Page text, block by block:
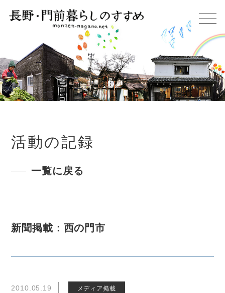
活動の記録
一覧に戻る
新聞掲載：西の門市
2010.05.19 メディア掲載